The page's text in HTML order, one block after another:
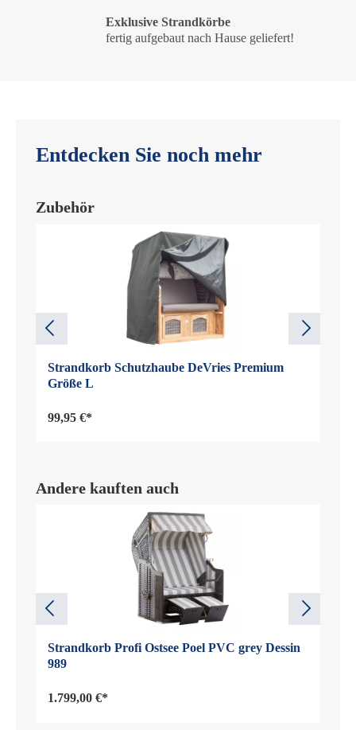
Exklusive Strandkörbe
fertig aufgebaut nach Hause geliefert!
Entdecken Sie noch mehr
Zubehör
Strandkorb Schutzhaube DeVries Premium
Größe L
99,95 €*
Andere kauften auch
Strandkorb Profi Ostsee Poel PVC grey Dessin
989
1.799,00 €*